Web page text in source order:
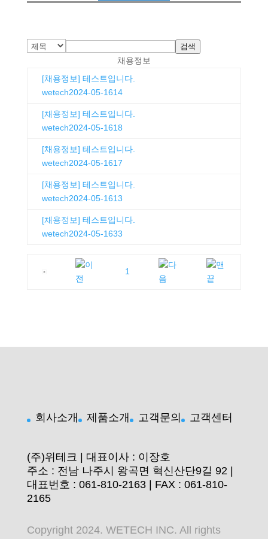
검색
채용정보
[채용정보] 테스트입니다.
wetech2024-05-1614
[채용정보] 테스트입니다.
wetech2024-05-1618
[채용정보] 테스트입니다.
wetech2024-05-1617
[채용정보] 테스트입니다.
wetech2024-05-1613
[채용정보] 테스트입니다.
wetech2024-05-1633
1
회사소개 제품소개 고객문의 고객센터
(주)위테크 | 대표이사 : 이장호
주소 : 전남 나주시 왕곡면 혁신산단9길 92 |
대표번호 : 061-810-2163 | FAX : 061-810-
2165
Copyright 2024. WETECH INC. All rights